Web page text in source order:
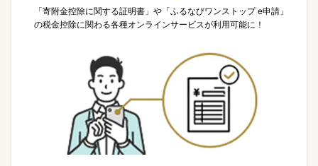
「寄附金控除に関する証明書」や「ふるなびワンストップ e申請」
の税金控除に関わる各種オンラインサービスが利用可能に！